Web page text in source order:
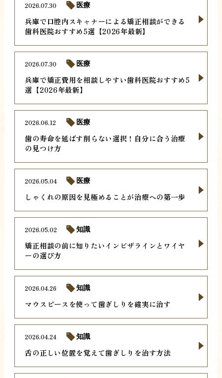
兵庫で口腔内スキャナーによる矯正相談ができる
歯科医院おすすめ5選【2026年最新】
2026.07.30 医療
兵庫で矯正費用を相談しやすい歯科医院おすすめ5
選【2026年最新】
2026.07.30 医療
歯の寿命を延ばす削らない選択！自分に合う治療
の見つけ方
2026.06.12 医療
しゃくれの原因を見極めることが治療への第一歩
2026.05.04 医療
矯正相談の前に知りたいインビザラインとワイヤ
ーの選び方
2026.05.02 知識
マウスピースを使って歯ぎしりを確実に治す
2026.04.26 知識
舌の正しい位置を覚えて歯ぎしりを治す方法
2026.04.24 知識